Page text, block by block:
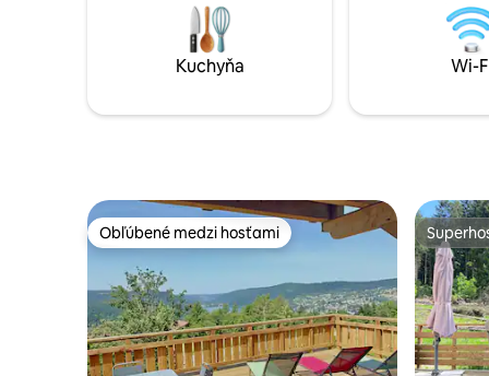
webovej stránke.
dizajnu.
na okraji
prírody.
Kuchyňa Wi-
Obľúbené medzi hosťami
Obľúbené medzi hosťami